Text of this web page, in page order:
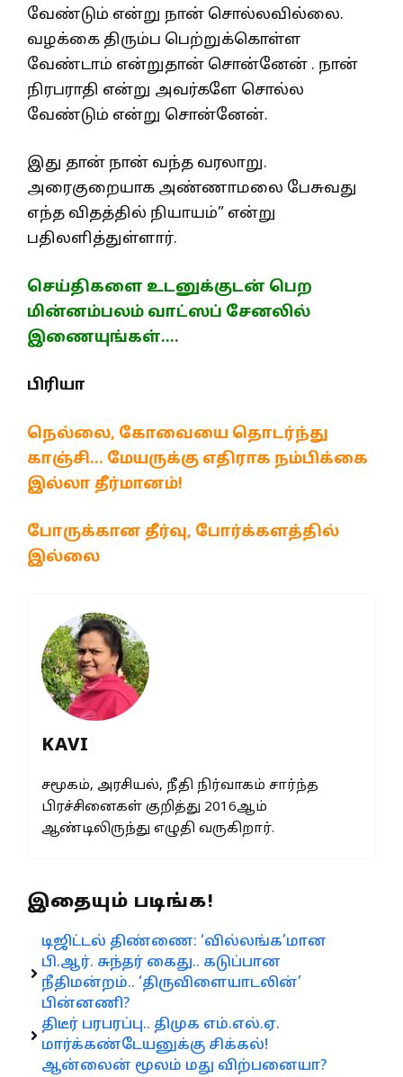
வேண்டும் என்று நான் சொல்லவில்லை.
வழக்கை திரும்ப பெற்றுக்கொள்ள
வேண்டாம் என்றுதான் சொன்னேன் . நான்
நிரபராதி என்று அவர்களே சொல்ல
வேண்டும் என்று சொன்னேன்.
இது தான் நான் வந்த வரலாறு.
அரைகுறையாக அண்ணாமலை பேசுவது
எந்த விதத்தில் நியாயம்” என்று
பதிலளித்துள்ளார்.
செய்திகளை உடனுக்குடன் பெற
மின்னம்பலம் வாட்ஸப் சேனலில்
இணையுங்கள்….
பிரியா
நெல்லை, கோவையை தொடர்ந்து
காஞ்சி… மேயருக்கு எதிராக நம்பிக்கை
இல்லா தீர்மானம்!
போருக்கான தீர்வு, போர்க்களத்தில்
இல்லை
KAVI
சமூகம், அரசியல், நீதி நிர்வாகம் சார்ந்த
பிரச்சினைகள் குறித்து 2016ஆம்
ஆண்டிலிருந்து எழுதி வருகிறார்.
இதையும் படிங்க!
டிஜிட்டல் திண்ணை: ‘வில்லங்க’மான
பி.ஆர். சுந்தர் கைது.. கடுப்பான
நீதிமன்றம்.. ‘திருவிளையாடலின்’
பின்னணி?
திடீர் பரபரப்பு.. திமுக எம்.எல்.ஏ.
மார்க்கண்டேயனுக்கு சிக்கல்!
ஆன்லைன் மூலம் மது விற்பனையா?